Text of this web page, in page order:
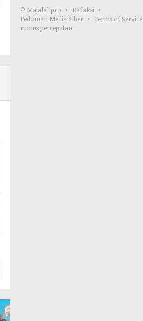
© Majalahpro
Redaksi
Pedoman Media Siber
Terms of Service
rumus percepatan